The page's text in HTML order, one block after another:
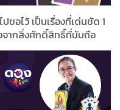
ขอไว้ เป็นเรื่องที่เด่นชัด 1
จากสิ่งศักดิ์สิทธิ์ที่นับถือ